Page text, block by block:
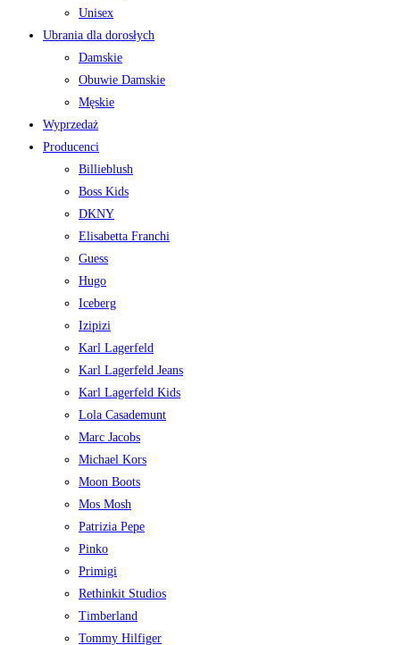
Unisex
Ubrania dla dorosłych
Damskie
Obuwie Damskie
Męskie
Wyprzedaż
Producenci
Billieblush
Boss Kids
DKNY
Elisabetta Franchi
Guess
Hugo
Iceberg
Izipizi
Karl Lagerfeld
Karl Lagerfeld Jeans
Karl Lagerfeld Kids
Lola Casademunt
Marc Jacobs
Michael Kors
Moon Boots
Mos Mosh
Patrizia Pepe
Pinko
Primigi
Rethinkit Studios
Timberland
Tommy Hilfiger